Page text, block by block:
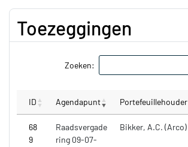
Toezeggingen
Zoeken:
ID Agendapunt Portefeuillehouder
68
9
Raadsvergade
ring 09-07-
Bikker, A.C. (Arco)